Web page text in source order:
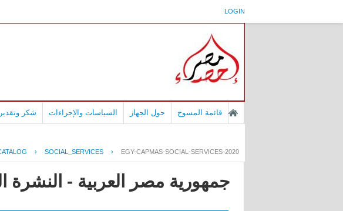
LOGIN
قائمة المسوح حول الجهاز السياسات والإجراءات شكر وتقدير
› SOCIAL_SERVICES › EGY-CAPMAS-SOCIAL-SERVICES-2020
جمهورية مصر العربية - النشرة